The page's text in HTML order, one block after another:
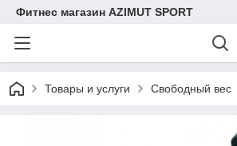
Фитнес магазин AZIMUT SPORT
Товары и услуги Свободный вес